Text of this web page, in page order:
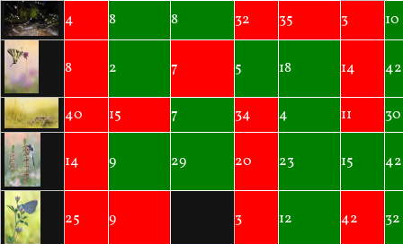
4 8 8 32 35 3 10
8 2 7 5 18 14 42
40 15 7 34 4 11 30
14 9 29 20 23 15 42
25 9 3 12 42 32